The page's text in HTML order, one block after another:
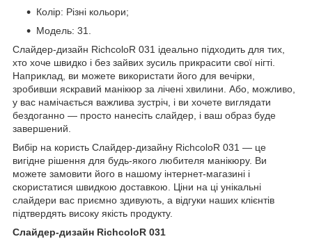
Колір: Різні кольори;
Модель: 31.
Слайдер-дизайн RichcoloR 031 ідеально підходить для тих,
хто хоче швидко і без зайвих зусиль прикрасити свої нігті.
Наприклад, ви можете використати його для вечірки,
зробивши яскравий манікюр за лічені хвилини. Або, можливо,
у вас намічається важлива зустріч, і ви хочете виглядати
бездоганно — просто нанесіть слайдер, і ваш образ буде
завершений.
Вибір на користь Слайдер-дизайну RichcoloR 031 — це
вигідне рішення для будь-якого любителя манікюру. Ви
можете замовити його в нашому інтернет-магазині і
скористатися швидкою доставкою. Ціни на ці унікальні
слайдери вас приємно здивують, а відгуки наших клієнтів
підтвердять високу якість продукту.
Слайдер-дизайн RichcoloR 031